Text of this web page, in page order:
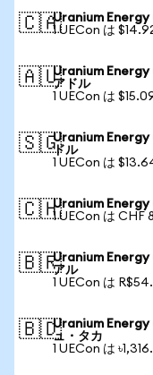
🇨🇦Uranium Energy
1 UECon は
🇦🇺Uranium Energy
アドル
1 UECon は
🇸🇬Uranium Energy
ドル
1 UECon は
🇨🇭Uranium Energy
1 UECon は CHF
🇧🇷Uranium Energy
アル
1 UECon は
🇧🇩Uranium Energy
ュ・タカ
1 UECon は